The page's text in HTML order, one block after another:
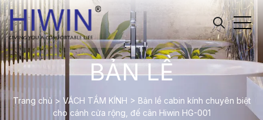
BẢN LỀ
Trang chủ > VÁCH TẮM KÍNH > Bản lề cabin kính chuyên biệt
cho cánh cửa rộng, đế cân Hiwin HG-001